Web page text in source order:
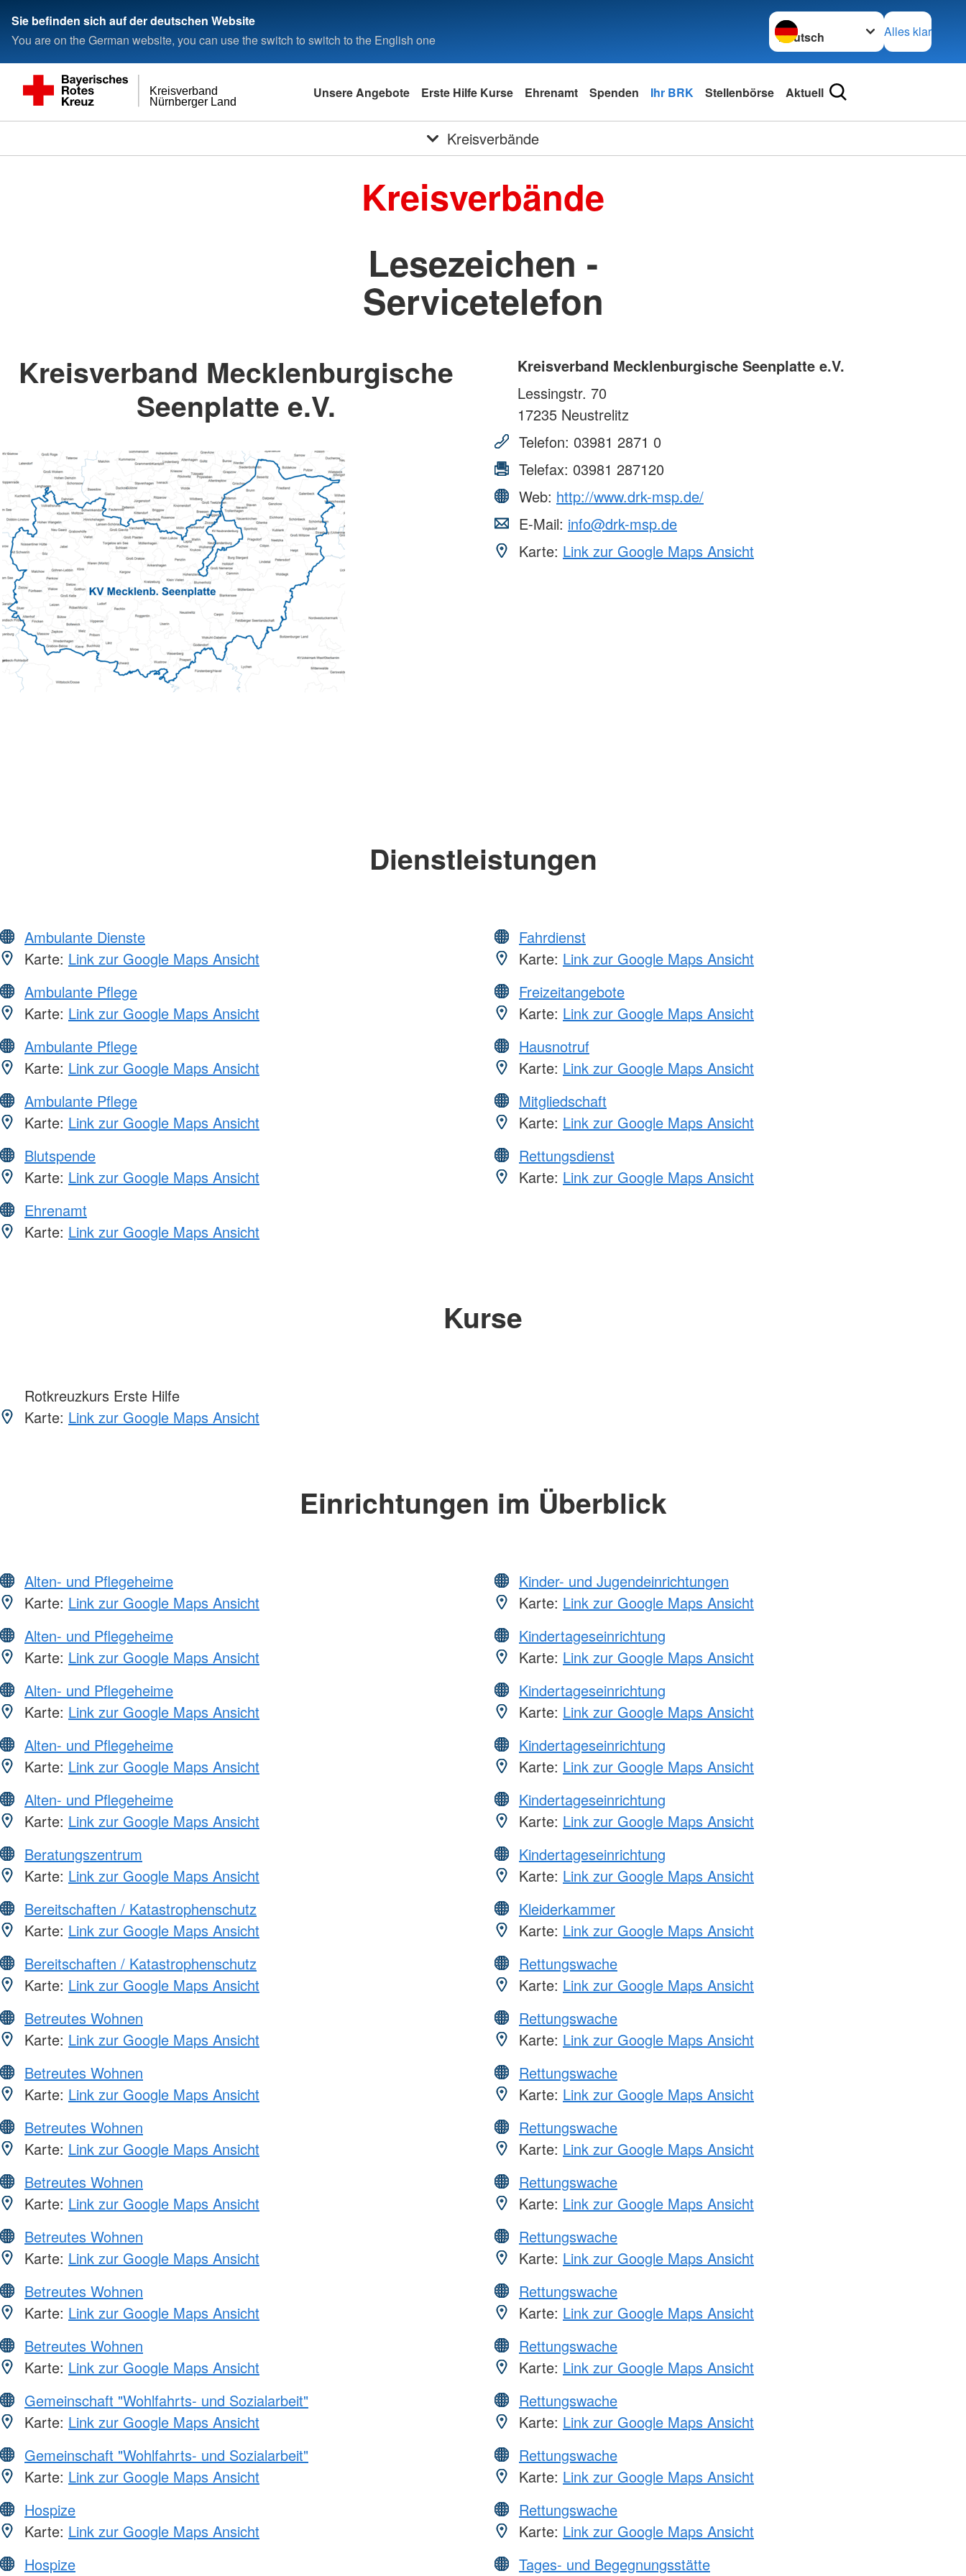
Sie befinden sich auf der deutschen Website
You are on the German website, you can use the switch to switch to the English one
Sprache wechseln zu
Alles klar
Nürnberger Land
Kreisverband Unsere Angebote Erste Hilfe Kurse Ehrenamt Spenden Ihr BRK Stellenbörse Aktuell
Kreisverbände
Kreisverbände
Lesezeichen -
Servicetelefon
Kreisverband Mecklenburgische
Seenplatte e.V.
Kreisverband Mecklenburgische Seenplatte e.V.
Lessingstr. 70
17235 Neustrelitz
Telefon: 03981 2871 0
Telefax: 03981 287120
Web: http://www.drk-msp.de/
E-Mail: info@drk-msp.de
Karte: Link zur Google Maps Ansicht
Dienstleistungen
Ambulante Dienste
Karte: Link zur Google Maps Ansicht
Ambulante Pflege
Karte: Link zur Google Maps Ansicht
Ambulante Pflege
Karte: Link zur Google Maps Ansicht
Ambulante Pflege
Karte: Link zur Google Maps Ansicht
Blutspende
Karte: Link zur Google Maps Ansicht
Ehrenamt
Karte: Link zur Google Maps Ansicht
Fahrdienst
Karte: Link zur Google Maps Ansicht
Freizeitangebote
Karte: Link zur Google Maps Ansicht
Hausnotruf
Karte: Link zur Google Maps Ansicht
Mitgliedschaft
Karte: Link zur Google Maps Ansicht
Rettungsdienst
Karte: Link zur Google Maps Ansicht
Kurse
Rotkreuzkurs Erste Hilfe
Karte: Link zur Google Maps Ansicht
Einrichtungen im Überblick
Alten- und Pflegeheime
Karte: Link zur Google Maps Ansicht
Alten- und Pflegeheime
Karte: Link zur Google Maps Ansicht
Alten- und Pflegeheime
Karte: Link zur Google Maps Ansicht
Alten- und Pflegeheime
Karte: Link zur Google Maps Ansicht
Alten- und Pflegeheime
Karte: Link zur Google Maps Ansicht
Beratungszentrum
Karte: Link zur Google Maps Ansicht
Bereitschaften / Katastrophenschutz
Karte: Link zur Google Maps Ansicht
Bereitschaften / Katastrophenschutz
Karte: Link zur Google Maps Ansicht
Betreutes Wohnen
Karte: Link zur Google Maps Ansicht
Betreutes Wohnen
Karte: Link zur Google Maps Ansicht
Betreutes Wohnen
Karte: Link zur Google Maps Ansicht
Betreutes Wohnen
Karte: Link zur Google Maps Ansicht
Betreutes Wohnen
Karte: Link zur Google Maps Ansicht
Betreutes Wohnen
Karte: Link zur Google Maps Ansicht
Betreutes Wohnen
Karte: Link zur Google Maps Ansicht
Gemeinschaft "Wohlfahrts- und Sozialarbeit"
Karte: Link zur Google Maps Ansicht
Gemeinschaft "Wohlfahrts- und Sozialarbeit"
Karte: Link zur Google Maps Ansicht
Hospize
Karte: Link zur Google Maps Ansicht
Hospize
Kinder- und Jugendeinrichtungen
Karte: Link zur Google Maps Ansicht
Kindertageseinrichtung
Karte: Link zur Google Maps Ansicht
Kindertageseinrichtung
Karte: Link zur Google Maps Ansicht
Kindertageseinrichtung
Karte: Link zur Google Maps Ansicht
Kindertageseinrichtung
Karte: Link zur Google Maps Ansicht
Kindertageseinrichtung
Karte: Link zur Google Maps Ansicht
Kleiderkammer
Karte: Link zur Google Maps Ansicht
Rettungswache
Karte: Link zur Google Maps Ansicht
Rettungswache
Karte: Link zur Google Maps Ansicht
Rettungswache
Karte: Link zur Google Maps Ansicht
Rettungswache
Karte: Link zur Google Maps Ansicht
Rettungswache
Karte: Link zur Google Maps Ansicht
Rettungswache
Karte: Link zur Google Maps Ansicht
Rettungswache
Karte: Link zur Google Maps Ansicht
Rettungswache
Karte: Link zur Google Maps Ansicht
Rettungswache
Karte: Link zur Google Maps Ansicht
Rettungswache
Karte: Link zur Google Maps Ansicht
Rettungswache
Karte: Link zur Google Maps Ansicht
Tages- und Begegnungsstätte